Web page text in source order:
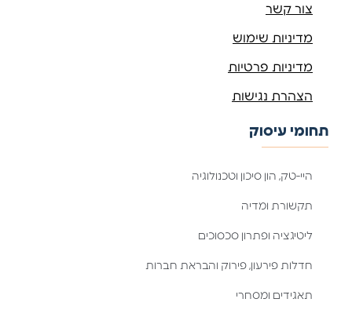
צור קשר
מדיניות שימוש
מדיניות פרטיות
הצהרת נגישות
תחומי עיסוק
היי-טק, הון סיכון וטכנולוגיה
תקשורת ומדיה
ליטיגציה ופתרון סכסוכים
חדלות פירעון, פירוק והבראת חברות
תאגידים ומסחרי